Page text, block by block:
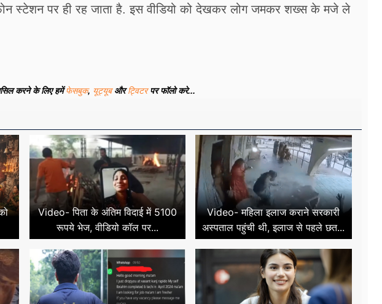
स्टेशन पर ही रह जाता है. इस वीडियो को देखकर लोग जमकर शख्स के मजे ले
करने के लिए हमेंफेसबुक, यूट्यूबऔरट्विटरपर फॉलो करे...
Video- पिता के अंतिम विदाई में 5100
रूपये भेज, वीडियो कॉल पर...
Video- महिला इलाज कराने सरकारी
अस्पताल पहुंची थी, इलाज से पहले छत...